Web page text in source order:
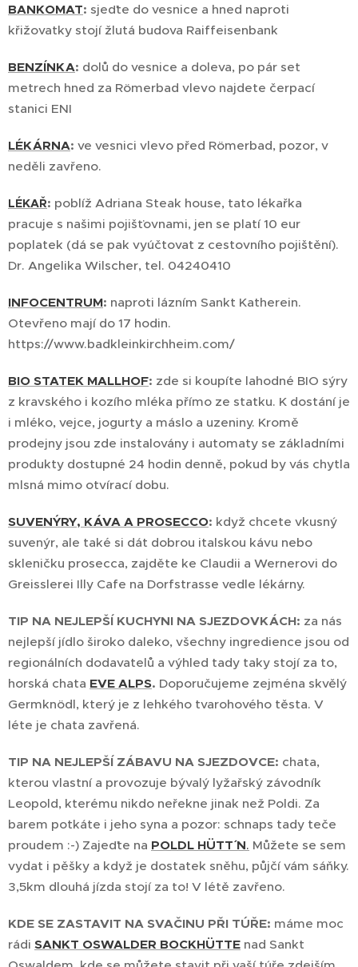
BANKOMAT: sjeďte do vesnice a hned naproti
křižovatky stojí žlutá budova Raiffeisenbank
BENZÍNKA: dolů do vesnice a doleva, po pár set
metrech hned za Römerbad vlevo najdete čerpací
stanici ENI
LÉKÁRNA: ve vesnici vlevo před Römerbad, pozor, v
neděli zavřeno.
LÉKAŘ: poblíž Adriana Steak house, tato lékařka
pracuje s našimi pojišťovnami, jen se platí 10 eur
poplatek (dá se pak vyúčtovat z cestovního pojištění).
Dr. Angelika Wilscher, tel. 04240410
INFOCENTRUM: naproti lázním Sankt Katherein.
Otevřeno mají do 17 hodin.
https://www.badkleinkirchheim.com/
BIO STATEK MALLHOF: zde si koupíte lahodné BIO sýry
z kravského i kozího mléka přímo ze statku. K dostání je
i mléko, vejce, jogurty a máslo a uzeniny. Kromě
prodejny jsou zde instalovány i automaty se základními
produkty dostupné 24 hodin denně, pokud by vás chytla
mlsná mimo otvírací dobu.
SUVENÝRY, KÁVA A PROSECCO: když chcete vkusný
suvenýr, ale také si dát dobrou italskou kávu nebo
skleničku prosecca, zajděte ke Claudii a Wernerovi do
Greisslerei Illy Cafe na Dorfstrasse vedle lékárny.
TIP NA NEJLEPŠÍ KUCHYNI NA SJEZDOVKÁCH: za nás
nejlepší jídlo široko daleko, všechny ingredience jsou od
regionálních dodavatelů a výhled tady taky stojí za to,
horská chata EVE ALPS. Doporučujeme zejména skvělý
Germknödl, který je z lehkého tvarohového těsta. V
léte je chata zavřená.
TIP NA NEJLEPŠÍ ZÁBAVU NA SJEZDOVCE: chata,
kterou vlastní a provozuje bývalý lyžařský závodník
Leopold, kterému nikdo neřekne jinak než Poldi. Za
barem potkáte i jeho syna a pozor: schnaps tady teče
proudem :-) Zajeďte na POLDL HÜTT´ N. Můžete se sem
vydat i pěšky a když je dostatek sněhu, půjčí vám sáňky.
3,5km dlouhá jízda stojí za to! V létě zavřeno.
KDE SE ZASTAVIT NA SVAČINU PŘI TÚŘE: máme moc
rádi SANKT OSWALDER BOCKHÜTTE nad Sankt